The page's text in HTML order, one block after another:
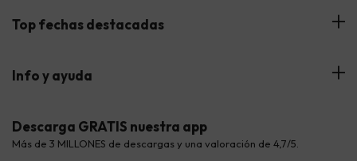
Proveedores
Viajes para grupos
Hoteles Cataluña
Hoteles Galicia
Viajes con Niños
Viajes de Novios
Chollos con Todo Incluido
Top fechas destacadas
Verano
Vacaciones en Agosto
Info y ayuda
Contáctanos
Preguntas frecuentes
Descarga GRATIS nuestra app
Más de 3 MILLONES de descargas y una valoración de 4,7/5.